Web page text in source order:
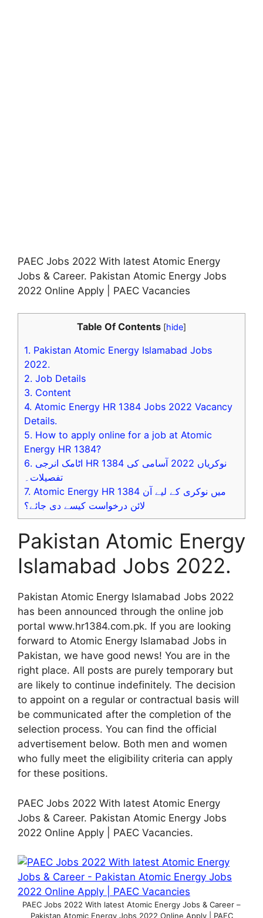
PAEC Jobs 2022 With latest Atomic Energy
Jobs & Career. Pakistan Atomic Energy Jobs
2022 Online Apply | PAEC Vacancies
Table Of Contents [hide]
1. Pakistan Atomic Energy Islamabad Jobs
2022.
2. Job Details
3. Content
4. Atomic Energy HR 1384 Jobs 2022 Vacancy
Details.
5. How to apply online for a job at Atomic
Energy HR 1384?
6.
تفصیلات۔
7. Atomic Energy HR 1384 میں نوکری کے لیے آن
لائن درخواست کیسے دی جائے؟
Pakistan Atomic Energy
Islamabad Jobs 2022.
Pakistan Atomic Energy Islamabad Jobs 2022
has been announced through the online job
portal www.hr1384.com.pk. If you are looking
forward to Atomic Energy Islamabad Jobs in
Pakistan, we have good news! You are in the
right place. All posts are purely temporary but
are likely to continue indefinitely. The decision
to appoint on a regular or contractual basis will
be communicated after the completion of the
selection process. You can find the official
advertisement below. Both men and women
who fully meet the eligibility criteria can apply
for these positions.
PAEC Jobs 2022 With latest Atomic Energy
Jobs & Career. Pakistan Atomic Energy Jobs
2022 Online Apply | PAEC Vacancies.
PAEC Jobs 2022 With latest Atomic Energy Jobs & Career –
Pakistan Atomic Energy Jobs 2022 Online Apply | PAEC